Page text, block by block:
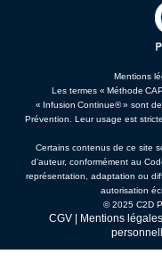
Mentions
Les termes « Méthode
« Infusion Continue® » sont
Prévention. Leur usage est
Certains contenus de ce site
d’auteur, conformément au
représentation, adaptation ou
autorisation
© 2025 C2D
CGV| Mentions légales